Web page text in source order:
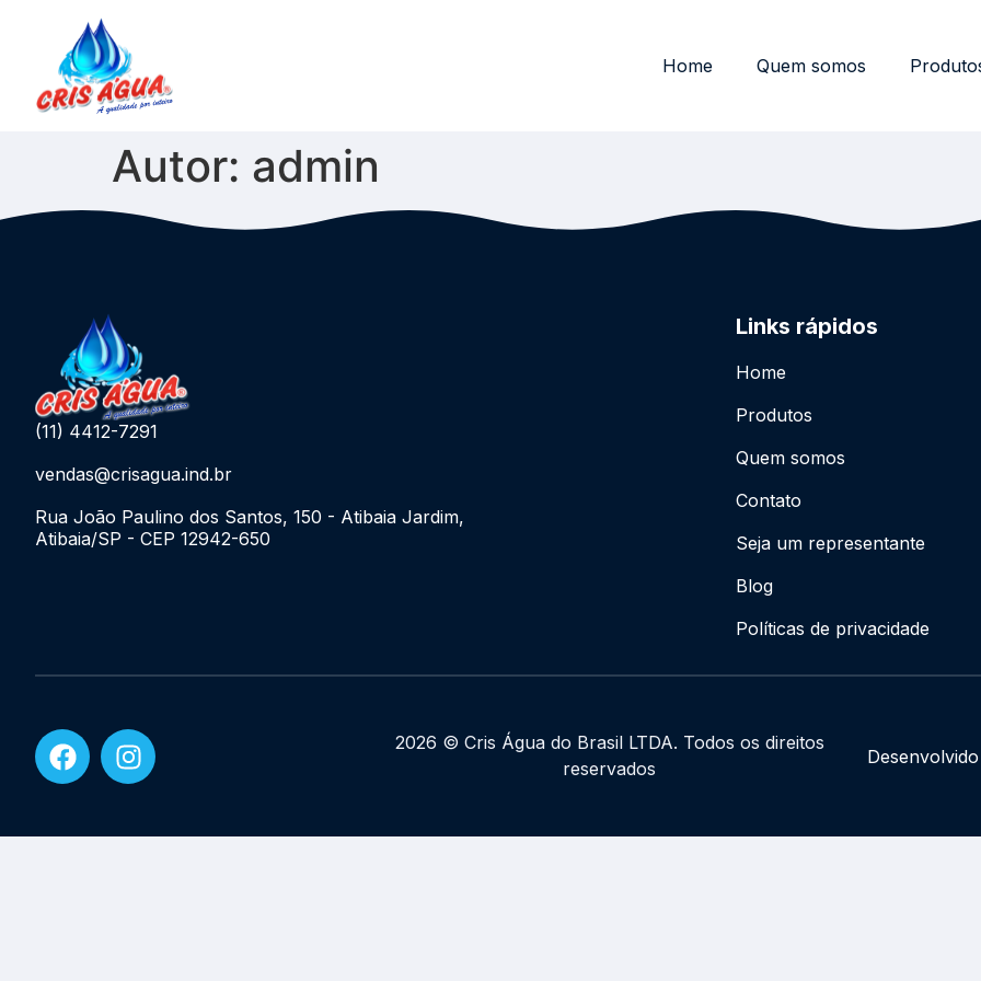
Home Quem somos
Autor: admin
(11) 4412-7291
vendas@crisagua.ind.br
Rua João Paulino dos Santos, 150 - Atibaia Jardim,
Atibaia/SP - CEP 12942-650
Links rápidos
Home
Produtos
Quem somos
Contato
Seja um representante
Blog
Políticas de privacidade
2026 © Cris Água do Brasil LTDA. Todos os direitos
reservados